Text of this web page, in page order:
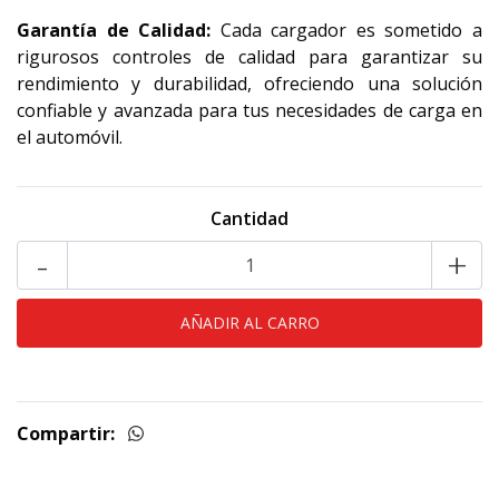
Garantía de Calidad: Cada cargador es sometido a
rigurosos controles de calidad para garantizar su
rendimiento y durabilidad, ofreciendo una solución
confiable y avanzada para tus necesidades de carga en
el automóvil.
Cantidad
- +
Compartir: